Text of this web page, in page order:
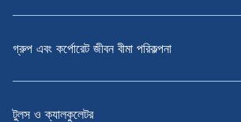
গ্রুপ এবং কর্পোরেট জীবন বীমা পরিকল্পনা
টুলস ও ক্যালকুলেটর